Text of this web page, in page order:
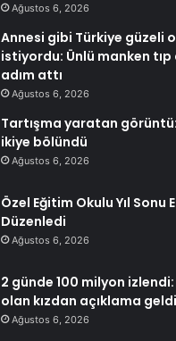
Ağustos 6, 2026
Annesi gibi Türkiye güzeli
istiyordu: Ünlü manken tıp
adım attı
Ağustos 6, 2026
Tartışma yaratan
ikiye bölündü
Ağustos 6, 2026
Özel Eğitim Okulu Yıl Sonu
Düzenledi
Ağustos 6, 2026
2 günde 100 milyon
olan kızdan açıklama geldi
Ağustos 6, 2026